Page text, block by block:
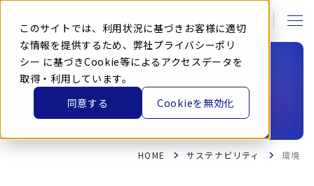
このサイトでは、利用状況に基づきお客様に適切
な情報を提供するため、弊社プライバシーポリ
シー に基づきCookie等によるアクセスデータを
取得・利用しています。
同意する
Cookieを無効化
本
環境
HOME サステナビリティ 環境